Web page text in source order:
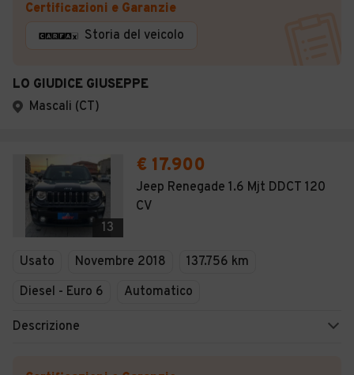
Certificazioni e Garanzie
Storia del veicolo
LO GIUDICE GIUSEPPE
Mascali (CT)
13
€ 17.900
Jeep Renegade 1.6 Mjt DDCT 120
CV
Usato Novembre 2018
137.756 km
Diesel - Euro 6
Automatico
Descrizione